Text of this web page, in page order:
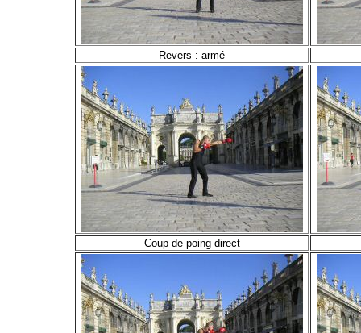
Revers : armé
Coup de poing direct